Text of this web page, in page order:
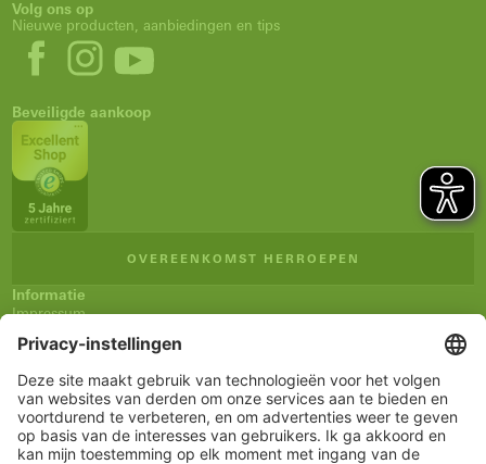
Volg ons op
Nieuwe producten, aanbiedingen en tips
Beveiligde aankoop
OVEREENKOMST HERROEPEN
Informatie
Impressum
Privacyverklaring
Herroepingsrecht
Verklaring inzake toegankelijkheid
Nieuwsbrief